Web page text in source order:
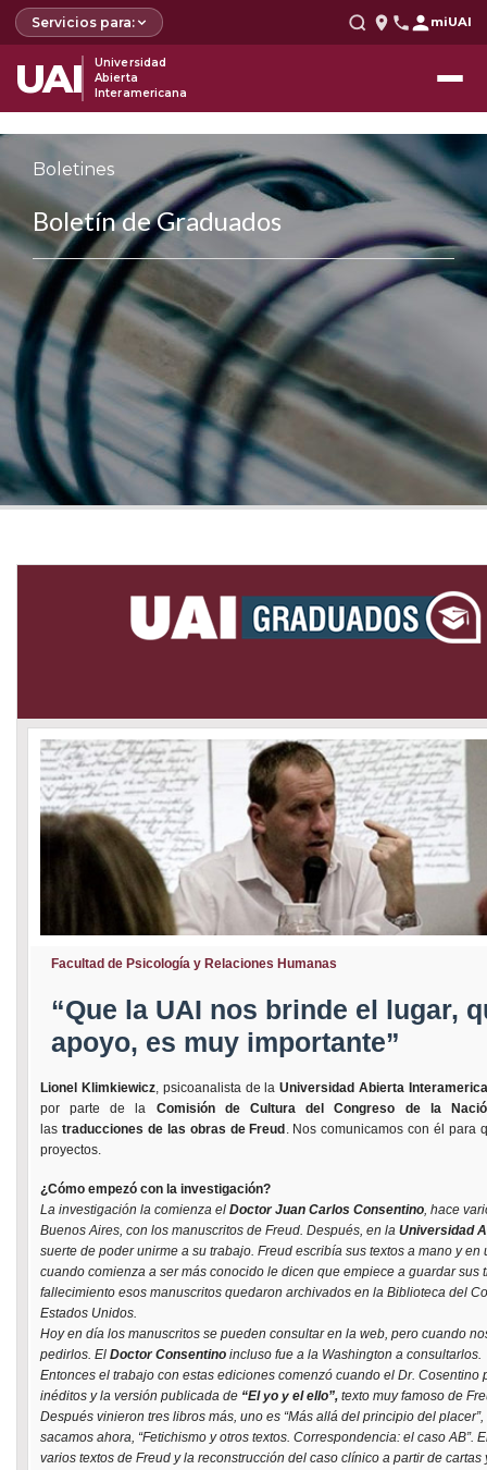
Servicios para: miUAI
UAI
Universidad
Abierta
Interamericana
Boletines
Boletín de Graduados
Facultad de Psicología y Relaciones Humanas
“Que la UAI nos brinde el lugar,
apoyo, es muy importante”
Lionel Klimkiewicz, psicoanalista de laUniversidad Abierta
por parte de la Comisión de Cultura del Congreso de la
las traducciones de las obras de Freud . Nos comunicamos con él
proyectos.
¿Cómo empezó con la investigación?
La investigación la comienza el Doctor Juan Carlos Consentino, hace
Buenos Aires, con los manuscritos de Freud. Después, en la Universidad
suerte de poder unirme a su trabajo. Freud escribía sus textos a mano y en
cuando comienza a ser más conocido le dicen que empiece a guardar sus
fallecimiento esos manuscritos quedaron archivados en la Biblioteca del
Estados Unidos.
Hoy en día los manuscritos se pueden consultar en la web, pero cuando
pedirlos. El Doctor Consentinoincluso fue a la Washington a consultarlos.
Entonces el trabajo con estas ediciones comenzó cuando el Dr. Cosentino
inéditos y la versión publicada de “El yo y el ello”,texto muy famoso de
Después vinieron tres libros más, uno es “Más allá del principio del placer”,
sacamos ahora, “Fetichismo y otros textos. Correspondencia: el caso AB”.
varios textos de Freud y la reconstrucción del caso clínico a partir de cartas